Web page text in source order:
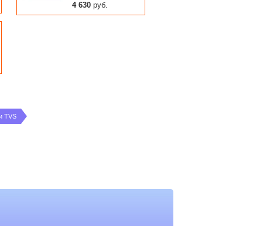
4 630 руб.
TVS